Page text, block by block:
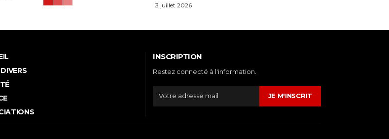
3 juillet 2026
INSCRIPTION
Restez connecté à l'information.
JE M'INSCRIT